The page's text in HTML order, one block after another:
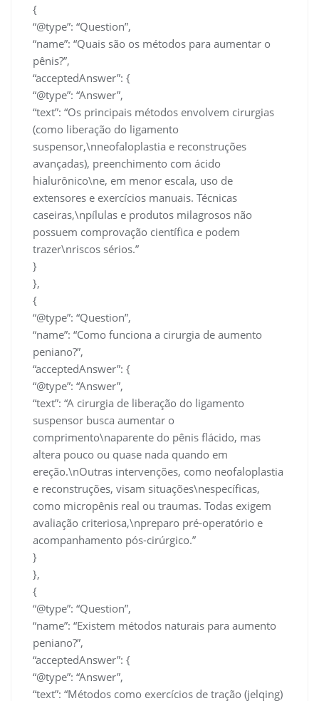
{
“@type”: “Question”,
“name”: “Quais são os métodos para aumentar o
pênis?”,
“acceptedAnswer”: {
“@type”: “Answer”,
“text”: “Os principais métodos envolvem cirurgias
(como liberação do ligamento
suspensor,\nneofaloplastia e reconstruções
avançadas), preenchimento com ácido
hialurônico\ne, em menor escala, uso de
extensores e exercícios manuais. Técnicas
caseiras,\npílulas e produtos milagrosos não
possuem comprovação científica e podem
trazer\nriscos sérios.”
}
},
{
“@type”: “Question”,
“name”: “Como funciona a cirurgia de aumento
peniano?”,
“acceptedAnswer”: {
“@type”: “Answer”,
“text”: “A cirurgia de liberação do ligamento
suspensor busca aumentar o
comprimento\naparente do pênis flácido, mas
altera pouco ou quase nada quando em
ereção.\nOutras intervenções, como neofaloplastia
e reconstruções, visam situações\nespecíficas,
como micropênis real ou traumas. Todas exigem
avaliação criteriosa,\npreparo pré-operatório e
acompanhamento pós-cirúrgico.”
}
},
{
“@type”: “Question”,
“name”: “Existem métodos naturais para aumento
peniano?”,
“acceptedAnswer”: {
“@type”: “Answer”,
“text”: “Métodos como exercícios de tração (jelqing)